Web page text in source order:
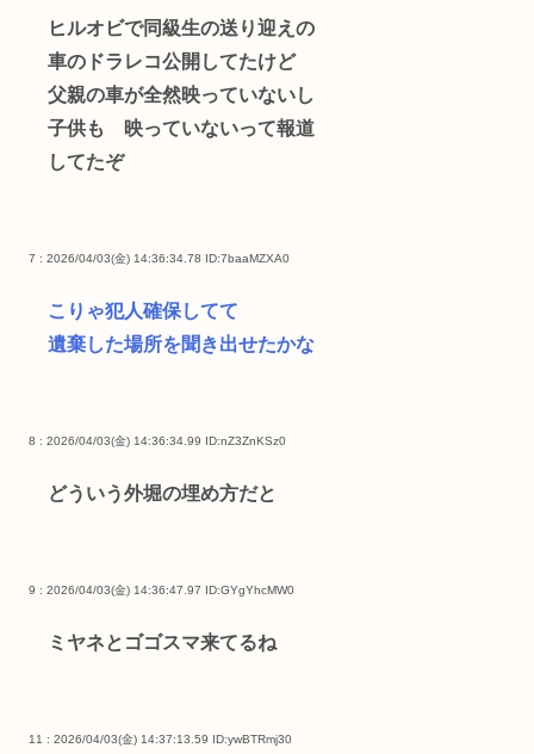
ヒルオビで同級生の送り迎えの
車のドラレコ公開してたけど
父親の車が全然映っていないし
子供も゙映っていないって報道
してたぞ
7 : 2026/04/03(金) 14:36:34.78 ID:7baaMZXA0
こりゃ犯人確保してて
遺棄した場所を聞き出せたかな
8 : 2026/04/03(金) 14:36:34.99 ID:nZ3ZnKSz0
どういう外堀の埋め方だと
9 : 2026/04/03(金) 14:36:47.97 ID:GYgYhcMW0
ミヤネとゴゴスマ来てるね
11 : 2026/04/03(金) 14:37:13.59 ID:ywBTRmj30